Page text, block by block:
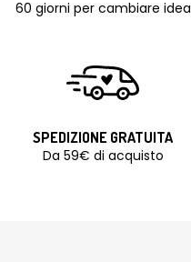
60 giorni per cambiare idea
SPEDIZIONE GRATUITA
Da 59€ di acquisto